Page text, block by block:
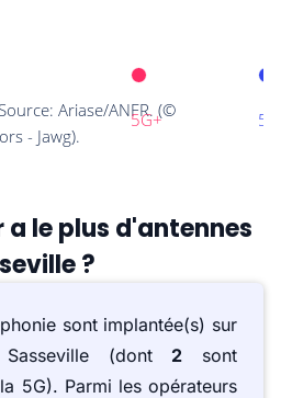
le plus d'antennes
?
sont implantée(s) sur
(dont 2 sont
5G). Parmi les opérateurs